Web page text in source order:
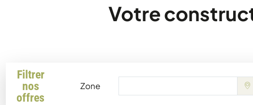
Votre
Filtrer
nos
offres
Zone